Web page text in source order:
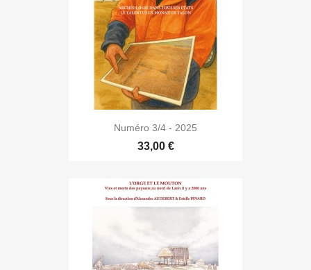
Numéro 3/4 - 2025
33,00 €